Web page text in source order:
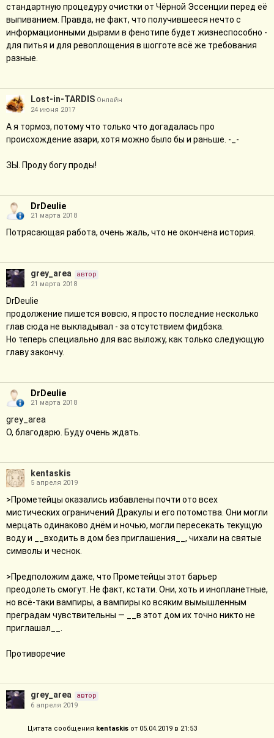
стандартную процедуру очистки от Чёрной Эссенции перед её
выпиванием. Правда, не факт, что получившееся нечто с
информационными дырами в фенотипе будет жизнеспособно -
для питья и для ревоплощения в шогготе всё же требования
разные.
Lost-in-TARDIS Онлайн
24 июня 2017
А я тормоз, потому что только что догадалась про
происхождение азари, хотя можно было бы и раньше. -_-
ЗЫ. Проду богу проды!
DrDeulie
21 марта 2018
Потрясающая работа, очень жаль, что не окончена история.
grey_area
автор
21 марта 2018
DrDeulie
продолжение пишется вовсю, я просто последние несколько
глав сюда не выкладывал - за отсутствием фидбэка.
Но теперь специально для вас выложу, как только следующую
главу закончу.
DrDeulie
21 марта 2018
grey_area
О, благодарю. Буду очень ждать.
kentaskis
5 апреля 2019
>Прометейцы оказались избавлены почти ото всех
мистических ограничений Дракулы и его потомства. Они могли
мерцать одинаково днём и ночью, могли пересекать текущую
воду и __входить в дом без приглашения__, чихали на святые
символы и чеснок.
>Предположим даже, что Прометейцы этот барьер
преодолеть смогут. Не факт, кстати. Они, хоть и инопланетные,
но всё-таки вампиры, а вампиры ко всяким вымышленным
преградам чувствительны — __в этот дом их точно никто не
приглашал__.
Противоречие
grey_area
автор
6 апреля 2019
Цитата сообщения kentaskis от 05.04.2019 в 21:53